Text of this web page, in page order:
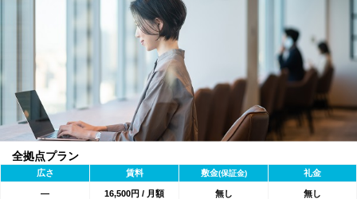
全拠点プラン
広さ 賃料 敷金(保証金) 礼金
― 16,500円 / 月額 無し 無し